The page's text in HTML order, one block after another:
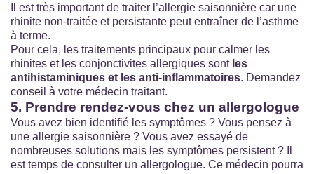
Il est très important de traiter l’allergie saisonnière car une
rhinite non-traitée et persistante peut entraîner de l’asthme
à terme.
Pour cela, les traitements principaux pour calmer les
rhinites et les conjonctivites allergiques sont les
antihistaminiques et les anti-inflammatoires. Demandez
conseil à votre médecin traitant.
5. Prendre rendez-vous chez un allergologue
Vous avez bien identifié les symptômes ? Vous pensez à
une allergie saisonnière ? Vous avez essayé de
nombreuses solutions mais les symptômes persistent ? Il
est temps de consulter un allergologue. Ce médecin pourra